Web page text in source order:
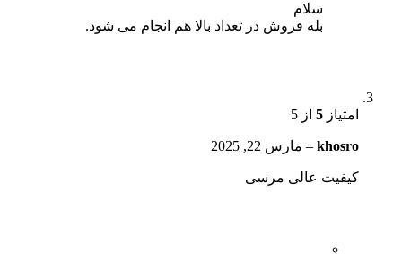
سلام
بله فروش در تعداد بالا هم انجام می شود.
امتیاز 5 از 5
khosro
– مارس 22, 2025
کیفیت عالی مرسی